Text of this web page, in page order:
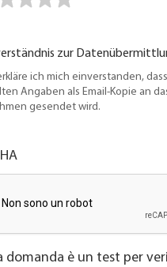
zur
ich mich einverstanden,
Angaben als Email-Kopie an
gesendet wird.
domanda è un test per